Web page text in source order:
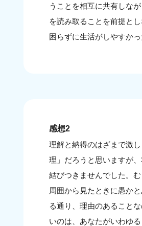
うことを相互に共有しな
を読み取ることを前提と
困らずに生活がしやすか
感想2
理解と納得のはざまで激
理」だろうと思いますが
結びつきませんでした。
周囲から見たときに愚か
る通り、理由のあること
いのは、あなたがいわゆ